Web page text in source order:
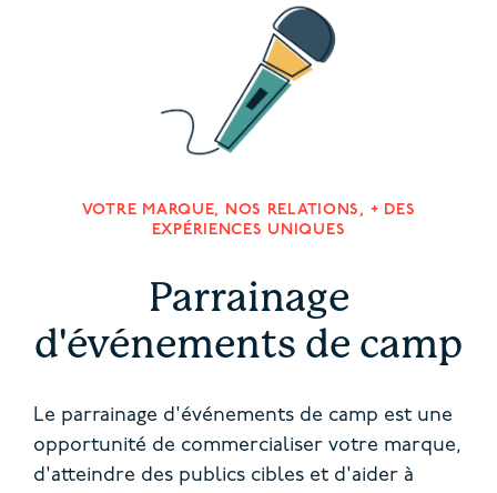
VOTRE MARQUE, NOS RELATIONS, + DES
EXPÉRIENCES UNIQUES
Parrainage
d'événements de camp
Le parrainage d'événements de camp est une
opportunité de commercialiser votre marque,
d'atteindre des publics cibles et d'aider à